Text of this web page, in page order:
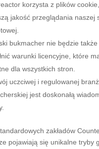
korzysta z plików
jakość przeglądania naszej
bukmacher nie będzie także
warunki licencyjne, które
dla wszystkich stron.
uczciwej i regulowanej
jest doskonałą
zakładów
pojawiają się unikalne tryby